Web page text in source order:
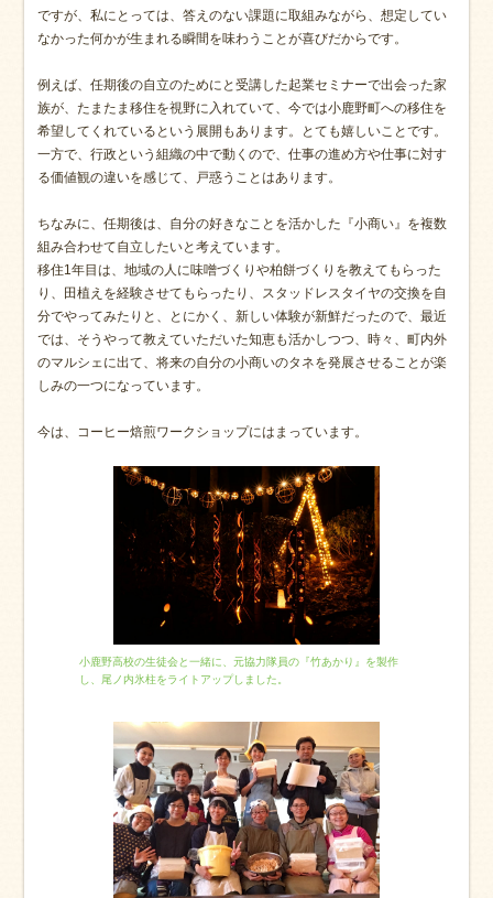
ですが、私にとっては、答えのない課題に取組みながら、想定してい
なかった何かが生まれる瞬間を味わうことが喜びだからです。
例えば、任期後の自立のためにと受講した起業セミナーで出会った家
族が、たまたま移住を視野に入れていて、今では小鹿野町への移住を
希望してくれているという展開もあります。とても嬉しいことです。
一方で、行政という組織の中で動くので、仕事の進め方や仕事に対す
る価値観の違いを感じて、戸惑うことはあります。
ちなみに、任期後は、自分の好きなことを活かした『小商い』を複数
組み合わせて自立したいと考えています。
移住1年目は、地域の人に味噌づくりや柏餅づくりを教えてもらった
り、田植えを経験させてもらったり、スタッドレスタイヤの交換を自
分でやってみたりと、とにかく、新しい体験が新鮮だったので、最近
では、そうやって教えていただいた知恵も活かしつつ、時々、町内外
のマルシェに出て、将来の自分の小商いのタネを発展させることが楽
しみの一つになっています。
今は、コーヒー焙煎ワークショップにはまっています。
小鹿野高校の生徒会と一緒に、元協力隊員の『竹あかり』を製作
し、尾ノ内氷柱をライトアップしました。